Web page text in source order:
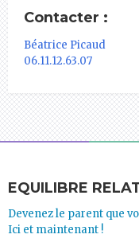
Contacter :
Béatrice Picaud
06.11.12.63.07
EQUILIBRE
Devenez le parent que
Ici et maintenant !